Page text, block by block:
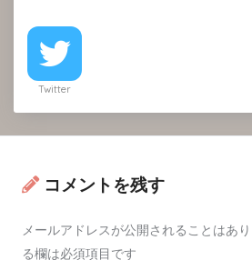
Twitter
コメントを残す
メールアドレスが公開されることはあり
る欄は必須項目です